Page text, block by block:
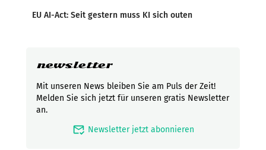
EU AI-Act: Seit gestern muss KI sich outen
newsletter
Mit unseren News bleiben Sie am Puls der Zeit!
Melden Sie sich jetzt für unseren gratis Newsletter
an.
mark_email_read Newsletter jetzt abonnieren